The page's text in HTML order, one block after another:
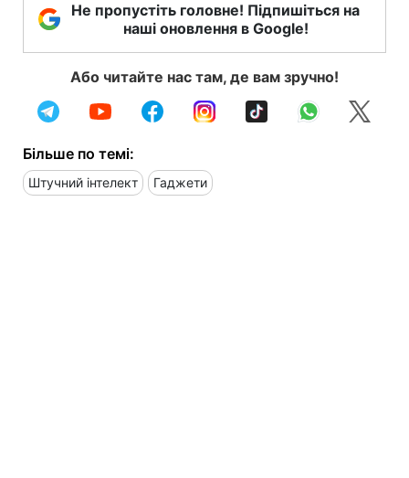
Не пропустіть головне! Підпишіться на
наші оновлення в Google!
Або читайте нас там, де вам зручно!
Більше по темі:
Штучний інтелект Гаджети